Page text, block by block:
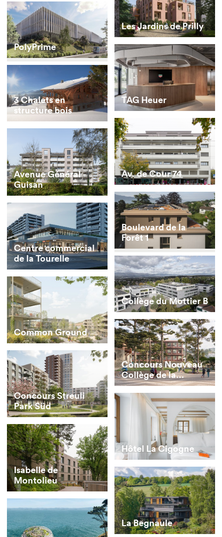
Les Jardins de Prilly
PolyPrime
TAG Heuer
3 Chalets en
structure bois
Av. de Cour 74
Avenue Général -
Guisan
Boulevard de la
Forêt 1
Centre commercial
de la Tourelle
Collège du Mottier B
Common Ground
Concours Nouveau
Collège de la
Combe
Concours Streuli
Park Süd
Hôtel La Cigogne
Isabelle de
Montolieu
La Begnaule